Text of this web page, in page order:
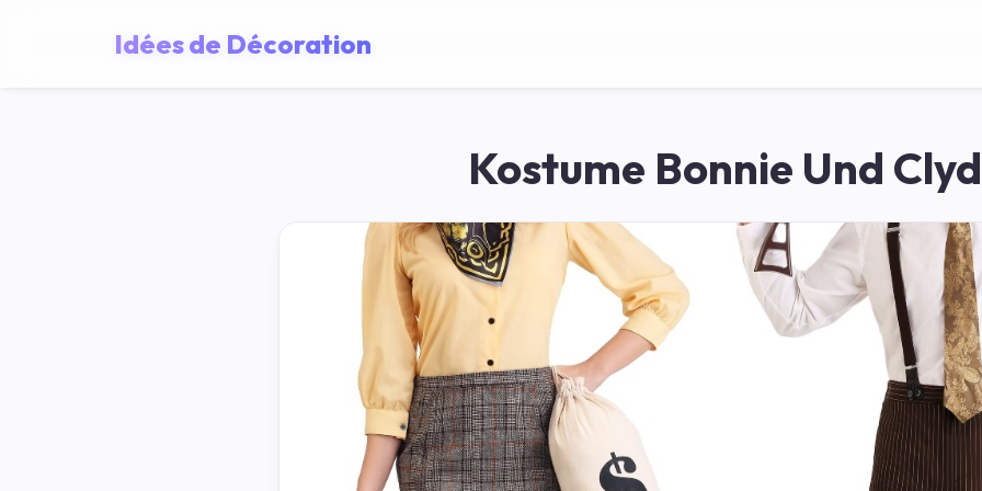
Idées de Décoration
Kostume Bonnie Und